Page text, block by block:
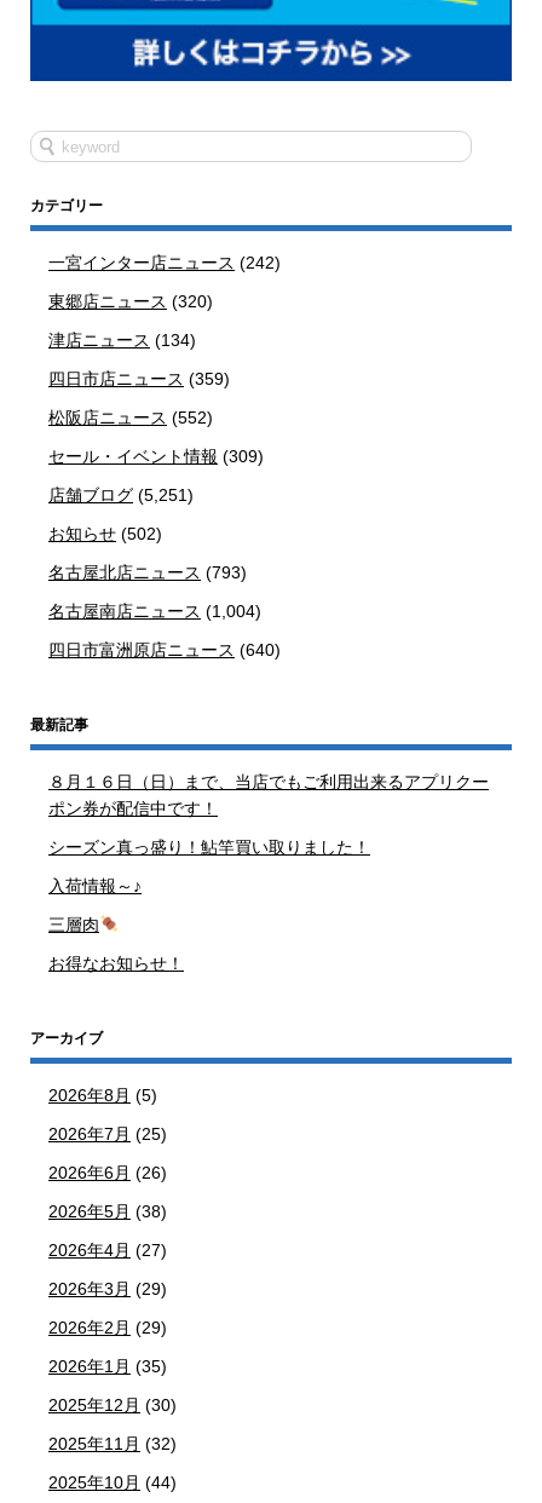
カテゴリー
一宮インター店ニュース (242)
東郷店ニュース (320)
津店ニュース (134)
四日市店ニュース (359)
松阪店ニュース (552)
セール・イベント情報 (309)
店舗ブログ (5,251)
お知らせ (502)
名古屋北店ニュース (793)
名古屋南店ニュース (1,004)
四日市富洲原店ニュース (640)
最新記事
８月１６日（日）まで、当店でもご利用出来るアプリクー
ポン券が配信中です！
シーズン真っ盛り！鮎竿買い取りました！
入荷情報～♪
三層肉
お得なお知らせ！
アーカイブ
2026年8月 (5)
2026年7月 (25)
2026年6月 (26)
2026年5月 (38)
2026年4月 (27)
2026年3月 (29)
2026年2月 (29)
2026年1月 (35)
2025年12月 (30)
2025年11月 (32)
2025年10月 (44)